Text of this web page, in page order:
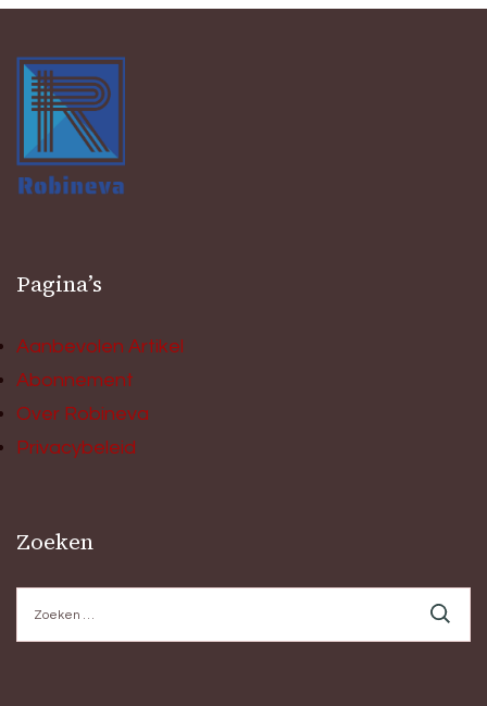
Pagina’s
Aanbevolen Artikel
Abonnement
Over Robineva
Privacybeleid
Zoeken
naar: